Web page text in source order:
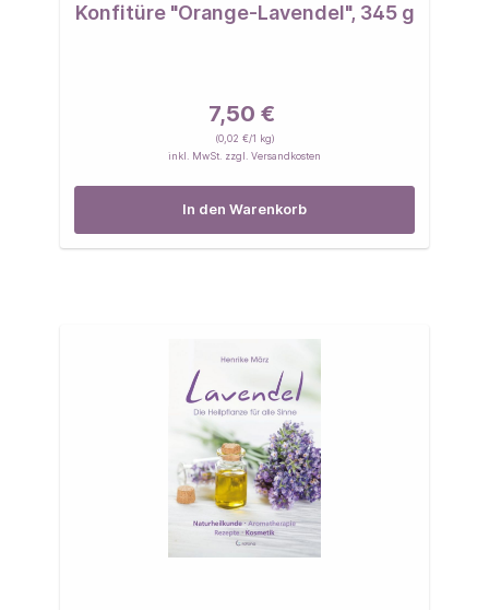
Konfitüre "Orange-Lavendel", 345 g
7,50 €
(0,02 €/1 kg)
inkl. MwSt. zzgl. Versandkosten
In den Warenkorb